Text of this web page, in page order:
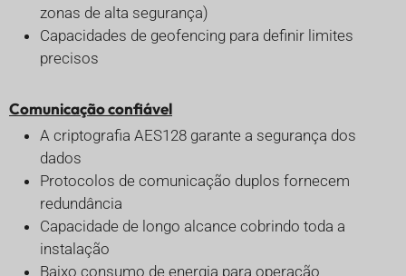
zonas de alta segurança)
Capacidades de geofencing para definir limites
precisos
Comunicação confiável
A criptografia AES128 garante a segurança dos
dados
Protocolos de comunicação duplos fornecem
redundância
Capacidade de longo alcance cobrindo toda a
instalação
Baixo consumo de energia para operação